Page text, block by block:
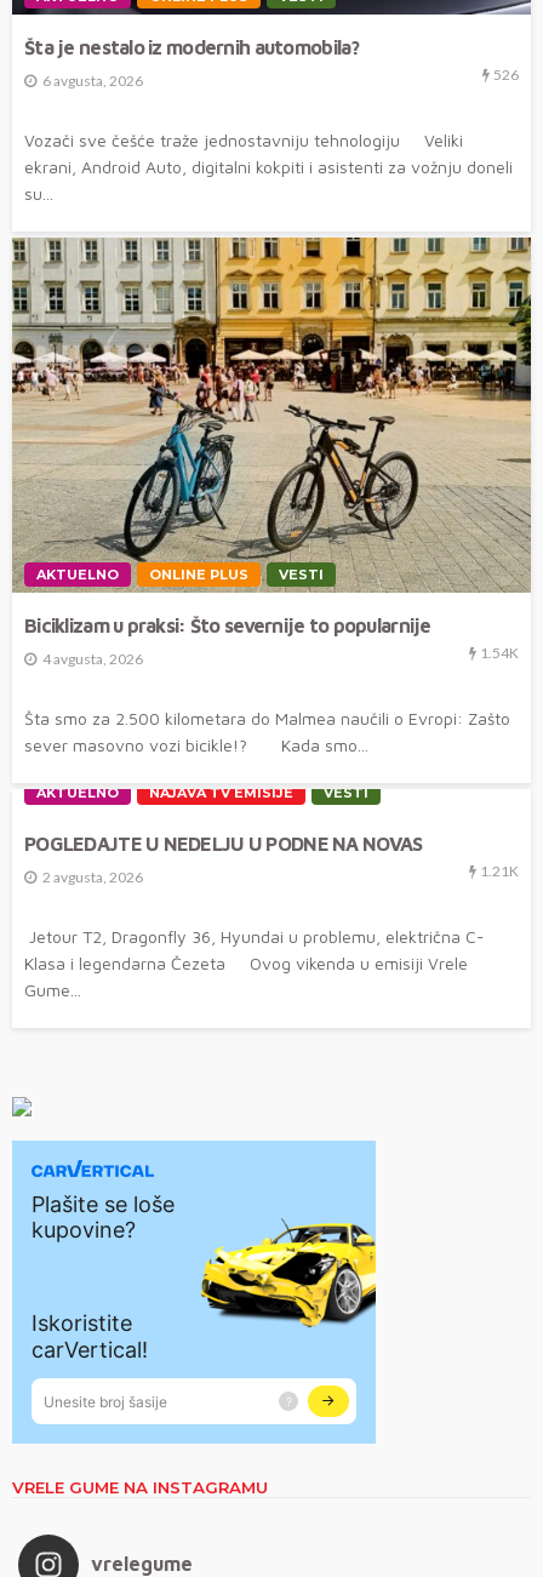
Šta je nestalo iz modernih automobila?
6 avgusta, 2026 526
Vozači sve češće traže jednostavniju tehnologiju Veliki
ekrani, Android Auto, digitalni kokpiti i asistenti za vožnju doneli
su...
AKTUELNO ONLINE PLUS VESTI
Biciklizam u praksi: Što severnije to popularnije
4 avgusta, 2026 1.54K
Šta smo za 2.500 kilometara do Malmea naučili o Evropi: Zašto
sever masovno vozi bicikle!? Kada smo...
AKTUELNO NAJAVA TV EMISIJE VESTI
POGLEDAJTE U NEDELJU U PODNE NA NOVAS
2 avgusta, 2026 1.21K
Jetour T2, Dragonfly 36, Hyundai u problemu, električna C-
Klasa i legendarna Čezeta Ovog vikenda u emisiji Vrele
Gume...
VRELE GUME NA INSTAGRAMU
vrelegume